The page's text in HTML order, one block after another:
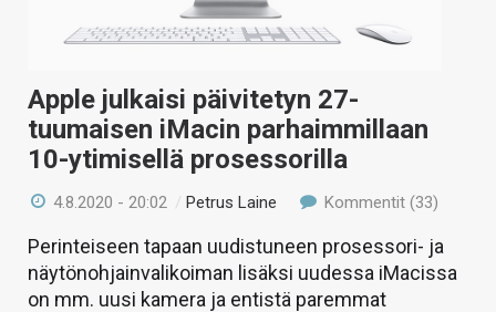
Apple julkaisi päivitetyn 27-
tuumaisen iMacin parhaimmillaan
10-ytimisellä prosessorilla
4.8.2020 - 20:02 /Petrus Laine Kommentit (33)
Perinteiseen tapaan uudistuneen prosessori- ja
näytönohjainvalikoiman lisäksi uudessa iMacissa
on mm. uusi kamera ja entistä paremmat